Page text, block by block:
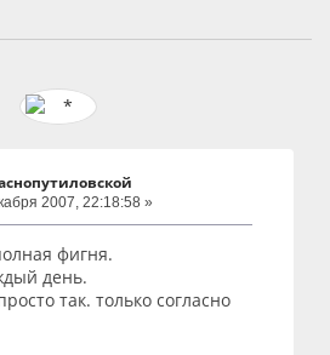
2007, 22:18:58 »
фигня.
день.
так. только согласно